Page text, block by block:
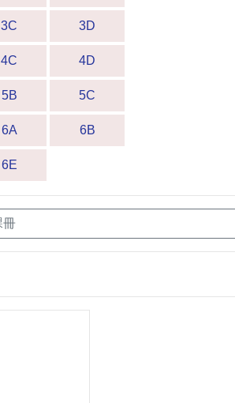
3C 3D
4C 4D
5B 5C
6A 6B
6E
冊